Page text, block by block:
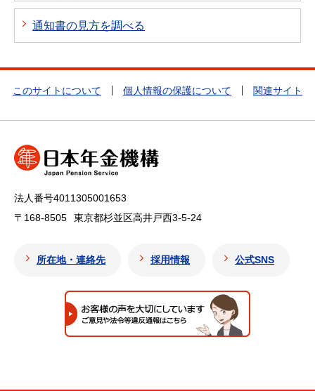
通知書の見方を調べる
このサイトについて 個人情報の保護について 関連サイト
法人番号4011305001653
〒168-8505
東京都杉並区高井戸西3-5-24
所在地・連絡先 採用情報 公式SNS